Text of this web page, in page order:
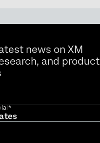
news on XM
and product